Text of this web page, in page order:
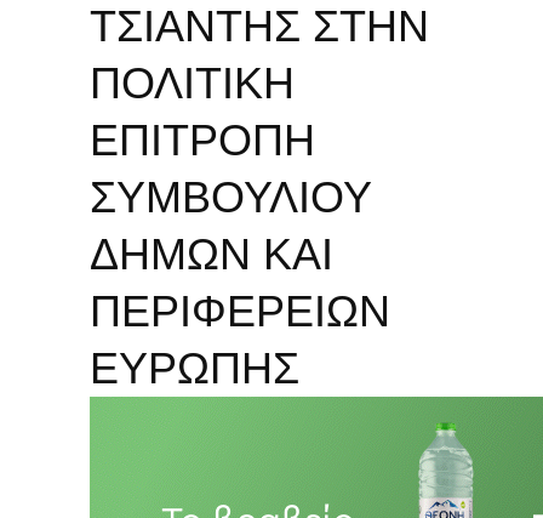
ΤΣΙΑΝΤΗΣ ΣΤΗΝ
ΠΟΛΙΤΙΚΗ
ΕΠΙΤΡΟΠΗ
ΣΥΜΒΟΥΛΙΟΥ
ΔΗΜΩΝ ΚΑΙ
ΠΕΡΙΦΕΡΕΙΩΝ
ΕΥΡΩΠΗΣ